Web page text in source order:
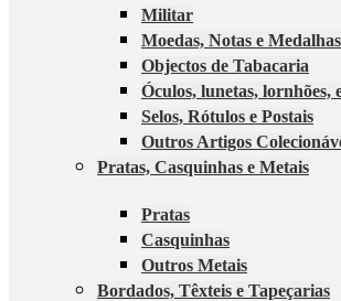
Militar
Moedas, Notas e Medalhas
Objectos de Tabacaria
Óculos, lunetas, lornhões,
Selos, Rótulos e Postais
Outros Artigos
Pratas, Casquinhas e Metais
Pratas
Casquinhas
Outros Metais
Bordados, Têxteis e Tapeçarias